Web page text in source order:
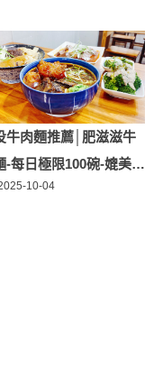
牛肉麵推薦│肥滋滋牛
-每日極限100碗-媲美星
肉麵│北投隱藏版必推
10-04